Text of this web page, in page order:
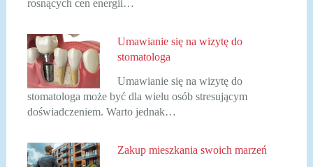
rosnących cen energii…
Umawianie się na wizytę do
stomatologa
Umawianie się na wizytę do
stomatologa może być dla wielu osób stresującym
doświadczeniem. Warto jednak…
Zakup mieszkania swoich marzeń